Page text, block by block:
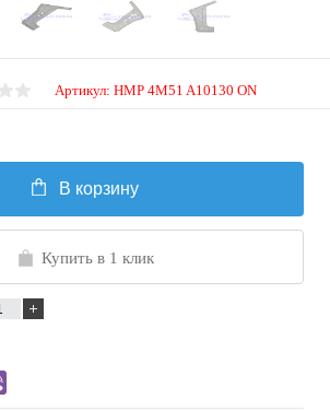
Артикул: HMP 4M51 A10130 ON
В корзину
Купить в 1 клик